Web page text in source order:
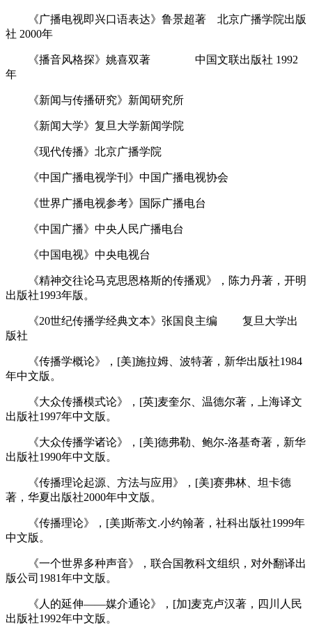
《广播电视即兴口语表达》鲁景超著 北京广播学院出版
社 2000年
《播音风格探》姚喜双著 中国文联出版社 1992
年
《新闻与传播研究》新闻研究所
《新闻大学》复旦大学新闻学院
《现代传播》北京广播学院
《中国广播电视学刊》中国广播电视协会
《世界广播电视参考》国际广播电台
《中国广播》中央人民广播电台
《中国电视》中央电视台
《精神交往论马克思恩格斯的传播观》，陈力丹著，开明
出版社1993年版。
《20世纪传播学经典文本》张国良主编 复旦大学出
版社
《传播学概论》，[美]施拉姆、波特著，新华出版社1984
年中文版。
《大众传播模式论》，[英]麦奎尔、温德尔著，上海译文
出版社1997年中文版。
《大众传播学诸论》，[美]德弗勒、鲍尔-洛基奇著，新华
出版社1990年中文版。
《传播理论起源、方法与应用》，[美]赛弗林、坦卡德
著，华夏出版社2000年中文版。
《传播理论》，[美]斯蒂文.小约翰著，社科出版社1999年
中文版。
《一个世界多种声音》，联合国教科文组织，对外翻译出
版公司1981年中文版。
《人的延伸――媒介通论》，[加]麦克卢汉著，四川人民
出版社1992年中文版。